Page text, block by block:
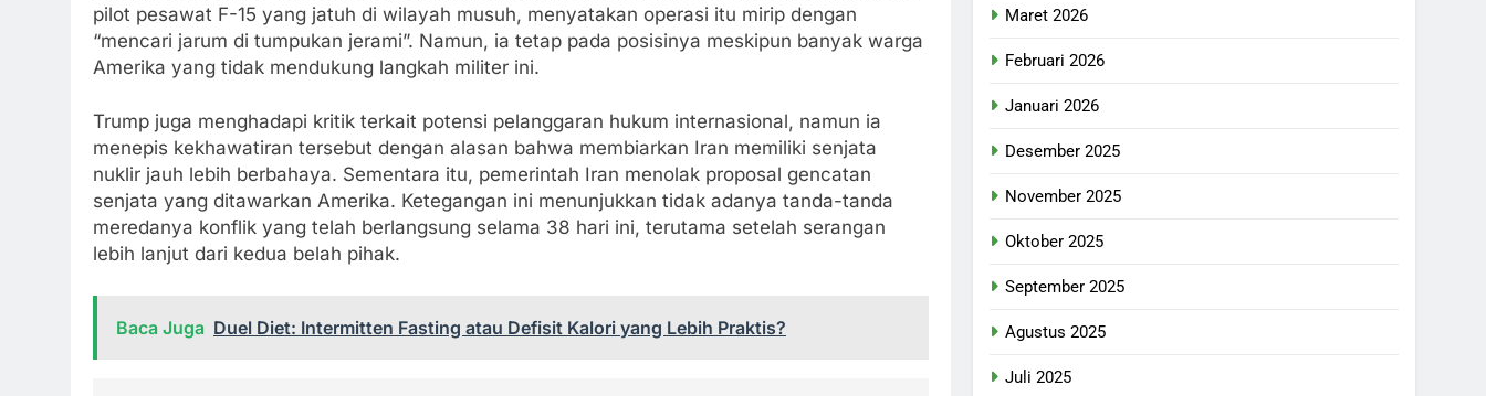
pilot pesawat F-15 yang jatuh di wilayah musuh, menyatakan operasi itu mirip dengan
“mencari jarum di tumpukan jerami”. Namun, ia tetap pada posisinya meskipun banyak warga
Amerika yang tidak mendukung langkah militer ini.
Trump juga menghadapi kritik terkait potensi pelanggaran hukum internasional, namun ia
menepis kekhawatiran tersebut dengan alasan bahwa membiarkan Iran memiliki senjata
nuklir jauh lebih berbahaya. Sementara itu, pemerintah Iran menolak proposal gencatan
senjata yang ditawarkan Amerika. Ketegangan ini menunjukkan tidak adanya tanda-tanda
meredanya konflik yang telah berlangsung selama 38 hari ini, terutama setelah serangan
lebih lanjut dari kedua belah pihak.
Baca Juga Duel Diet: Intermitten Fasting atau Defisit Kalori yang Lebih Praktis?
Maret 2026
Februari 2026
Januari 2026
Desember 2025
November 2025
Oktober 2025
September 2025
Agustus 2025
Juli 2025